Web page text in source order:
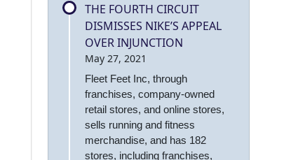
THE FOURTH CIRCUIT
DISMISSES NIKE’S APPEAL
OVER INJUNCTION
May 27, 2021
Fleet Feet Inc, through
franchises, company-owned
retail stores, and online stores,
sells running and fitness
merchandise, and has 182
stores, including franchises,